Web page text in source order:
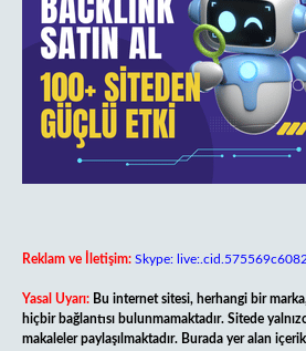
Reklam ve İletişim: Skype:
Yasal Uyarı: Bu internet sitesi, herhangi bir
hiçbir bağlantısı bulunmamaktadır. Sitede
makaleler paylaşılmaktadır. Burada yer alan